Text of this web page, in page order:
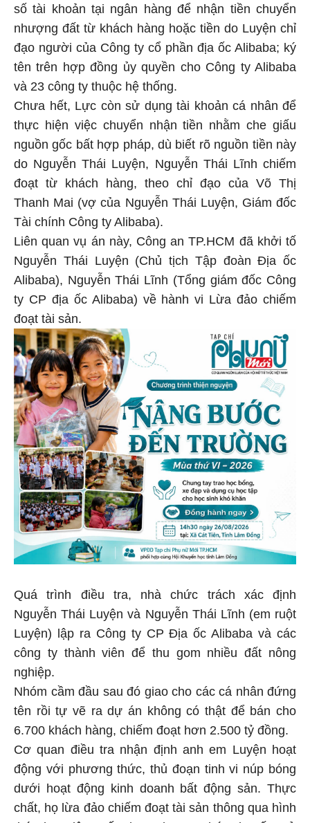
số tài khoản tại ngân hàng để nhận tiền chuyển
nhượng đất từ khách hàng hoặc tiền do Luyện chỉ
đạo người của Công ty cổ phần địa ốc Alibaba; ký
tên trên hợp đồng ủy quyền cho Công ty Alibaba
và 23 công ty thuộc hệ thống.
Chưa hết, Lực còn sử dụng tài khoản cá nhân để
thực hiện việc chuyển nhận tiền nhằm che giấu
nguồn gốc bất hợp pháp, dù biết rõ nguồn tiền này
do Nguyễn Thái Luyện, Nguyễn Thái Lĩnh chiếm
đoạt từ khách hàng, theo chỉ đạo của Võ Thị
Thanh Mai (vợ của Nguyễn Thái Luyện, Giám đốc
Tài chính Công ty Alibaba).
Liên quan vụ án này, Công an TP.HCM đã khởi tố
Nguyễn Thái Luyện (Chủ tịch Tập đoàn Địa ốc
Alibaba), Nguyễn Thái Lĩnh (Tổng giám đốc Công
ty CP địa ốc Alibaba) về hành vi Lừa đảo chiếm
đoạt tài sản.
Quá trình điều tra, nhà chức trách xác định
Nguyễn Thái Luyện và Nguyễn Thái Lĩnh (em ruột
Luyện) lập ra Công ty CP Địa ốc Alibaba và các
công ty thành viên để thu gom nhiều đất nông
nghiệp.
Nhóm cầm đầu sau đó giao cho các cá nhân đứng
tên rồi tự vẽ ra dự án không có thật để bán cho
6.700 khách hàng, chiếm đoạt hơn 2.500 tỷ đồng.
Cơ quan điều tra nhận định anh em Luyện hoạt
động với phương thức, thủ đoạn tinh vi núp bóng
dưới hoạt động kinh doanh bất động sản. Thực
chất, họ lừa đảo chiếm đoạt tài sản thông qua hình